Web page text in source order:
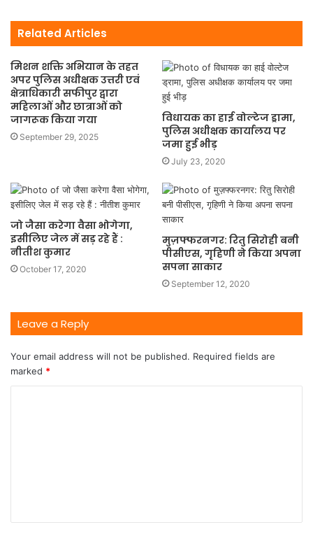
Related Articles
मिशन शक्ति अभियान के तहत
अपर पुलिस अधीक्षक उत्तरी एवं
क्षेत्राधिकारी सफीपुर द्वारा
महिलाओं और छात्राओं को
जागरूक किया गया
September 29, 2025
विधायक का हाई वोल्टेज ड्रामा,
पुलिस अधीक्षक कार्यालय पर
जमा हुई भीड़
July 23, 2020
जो जैसा करेगा वैसा भोगेगा,
इसीलिए जेल में सड़ रहे हैं :
नीतीश कुमार
October 17, 2020
मुज़फ्फरनगर: रितु सिरोही बनी
पीसीएस, गृहिणी ने किया अपना
सपना साकार
September 12, 2020
Leave a Reply
Your email address will not be published. Required fields are
marked *